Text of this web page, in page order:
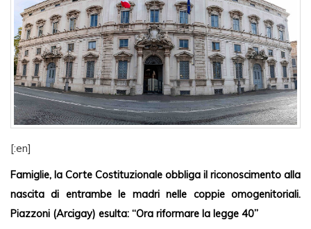
[:en]
Famiglie, la Corte Costituzionale obbliga il riconoscimento alla
nascita di entrambe le madri nelle coppie omogenitoriali.
Piazzoni (Arcigay) esulta: “Ora riformare la legge 40”